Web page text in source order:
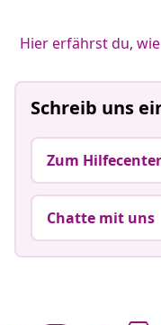
Hier erfährst du,
Schreib uns
Zum Hilfecenter
Chatte mit uns